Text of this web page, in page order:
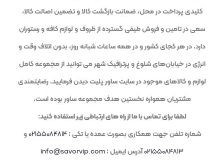
کلیدی پرداخت در محل، ضمانت بازگشت کالا و تضمین اصالت کالا،
سعی در تامین و فروش طیفی گسترده از ظروف و لوازم کافه و رستوران
دارد. در هر کجای کشور و در همه ساعات شبانه روز، بدون اتلاف وقت و
انرژی در خیابان‌های شلوغ و پرترافیک شهر می توانید از مجموعه کامل
لوازم و کالاهای موجود در سایت ساور پلیت دیدن فرمایید. رضایتمندی
مشتریان همواره نخستین هدف مجموعه ساور بوده است.
لطفا برای تماس با ما از راه های ارتباطی زیر استفاده کنید:
شماره تلفن جهت همکاری بصورت عمده یا تکی :۰۲۱۵۵۰۸۴۸۱۴و
۰۲۱۵۵۰۸۴۸۱۳آدرس ایمیل :info@savorvip.com